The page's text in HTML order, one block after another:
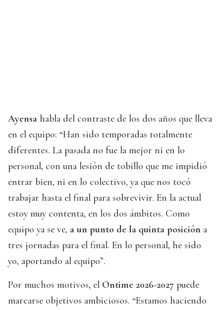
Ayensa habla del contraste de los dos años que lleva
en el equipo: “Han sido temporadas totalmente
diferentes. La pasada no fue la mejor ni en lo
personal, con una lesión de tobillo que me impidió
entrar bien, ni en lo colectivo, ya que nos tocó
trabajar hasta el final para sobrevivir. En la actual
estoy muy contenta, en los dos ámbitos. Como
equipo ya se ve, a un punto de la quinta posición a
tres jornadas para el final. En lo personal, he sido
yo, aportando al equipo”.
Por muchos motivos, el Ontime 2026-2027 puede
marcarse objetivos ambiciosos. “Estamos haciendo